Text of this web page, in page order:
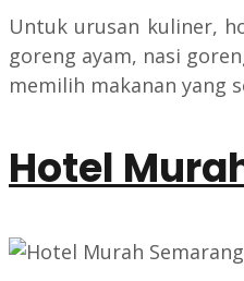
Untuk urusan kuliner,
goreng ayam, nasi
memilih makanan yang
Hotel